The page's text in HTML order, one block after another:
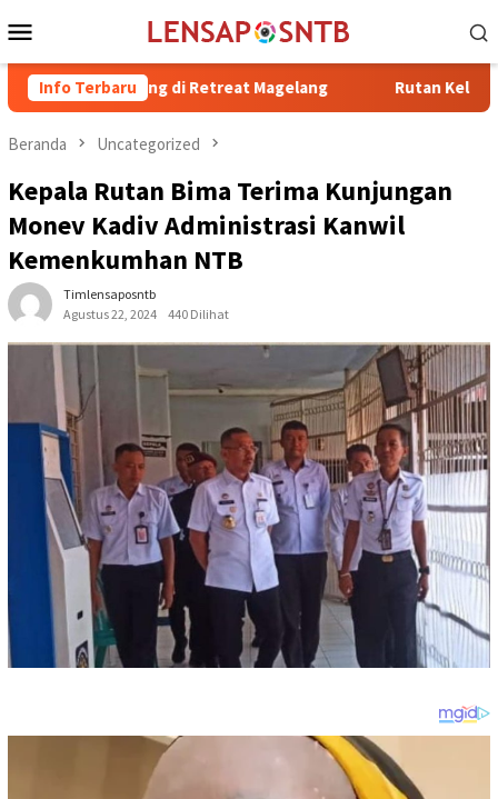
ke
Mobile
Info Terbaru
di Retreat Magelang Rutan Kelas IIB Raba Bima
Beranda Uncategorized
Kepala Rutan Bima Terima Kunjungan
Monev Kadiv Administrasi Kanwil
Kemenkumhan NTB
Timlensaposntb
Agustus 22, 2024
440 Dilihat